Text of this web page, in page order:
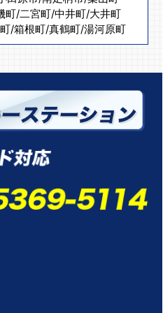
町/二宮町/中井町/大井町
/箱根町/真鶴町/湯河原町